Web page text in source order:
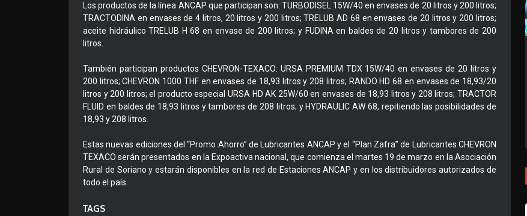
Los productos de la línea ANCAP que participan son: TURBODISEL 15W/40 en envases de 20 litros y 200 litros;
TRACTODINA en envases de 4 litros, 20 litros y 200 litros; TRELUB AD 68 en envases de 20 litros y 200 litros;
aceite hidráulico TRELUB H 68 en envase de 200 litros; y FUDINA en baldes de 20 litros y tambores de 200
litros.
También participan productos CHEVRON-TEXACO: URSA PREMIUM TDX 15W/40 en envases de 20 litros y
200 litros; CHEVRON 1000 THF en envases de 18,93 litros y 208 litros; RANDO HD 68 en envases de 18,93/20
litros y 200 litros; el producto especial URSA HD AK 25W/60 en envases de 18,93 litros y 208 litros; TRACTOR
FLUID en baldes de 18,93 litros y tambores de 208 litros; y HYDRAULIC AW 68, repitiendo las posibilidades de
18,93 y 208 litros.
Estas nuevas ediciones del “Promo Ahorro” de Lubricantes ANCAP y el “Plan Zafra” de Lubricantes CHEVRON
TEXACO serán presentados en la Expoactiva nacional, que comienza el martes 19 de marzo en la Asociación
Rural de Soriano y estarán disponibles en la red de Estaciones ANCAP y en los distribuidores autorizados de
todo el país.
TAGS